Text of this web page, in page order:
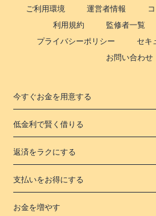
ご利用環境 運営者情報
利用規約
監修者一覧
プライバシーポリシー
セキ
お問い合わせ
今すぐお金を用意する
低金利で賢く借りる
返済をラクにする
支払いをお得にする
お金を増やす